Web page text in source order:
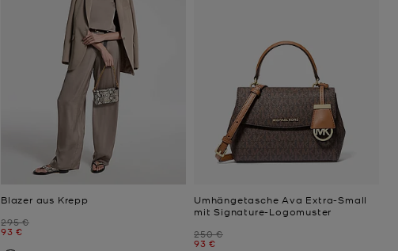
Blazer aus Krepp
Zuvor
295 €
Jetzt
93 €
Umhängetasche Ava Extra-Small
mit Signature-Logomuster
Zuvor
250 €
Jetzt
93 €